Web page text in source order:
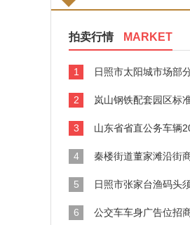
拍卖行情 MARKET
1 日照市太阳城市场部
2 岚山钢铁配套园区标准化厂
3 山东省省直公务车辆
4 秦楼街道董家滩沿街
5 日照市张家台渔码头
6 公交车车身广告位招